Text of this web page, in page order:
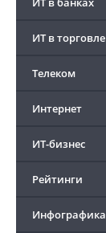
ИТ в торговле
Телеком
Интернет
ИТ-бизнес
Рейтинги
Инфографика